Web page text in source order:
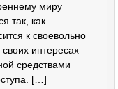
миру
так, как
к своевольно
интересах
средствами
[…]